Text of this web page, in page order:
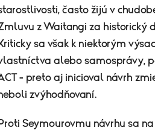
často žijú v
z Waitangi za historický
Kriticky sa však k niektorým
alebo samosprávy,
- preto aj inicioval návrh
zvýhodňovaní.
Seymourovmu návrhu sa